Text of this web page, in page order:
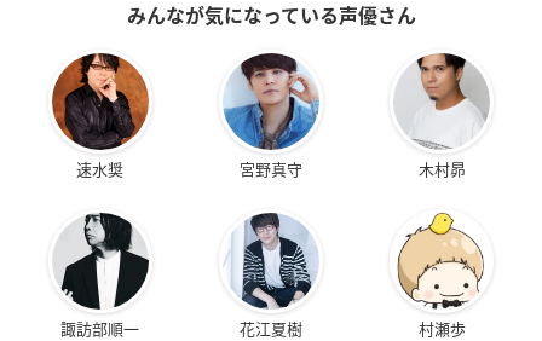
みんなが気になっている声優さん
速水奨 宮野真守 木村昴
諏訪部順一 花江夏樹 村瀬歩